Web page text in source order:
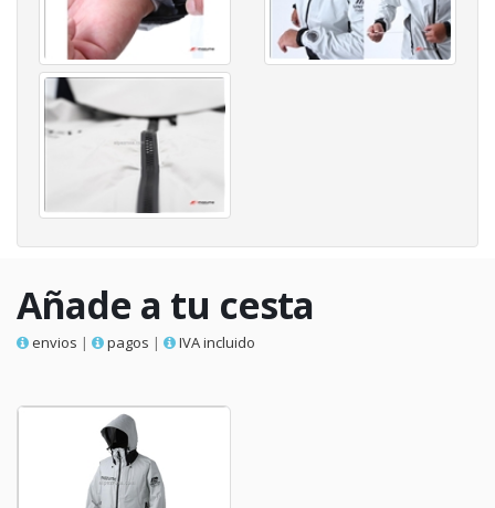
Añade a tu cesta
envios | pagos | IVA incluido